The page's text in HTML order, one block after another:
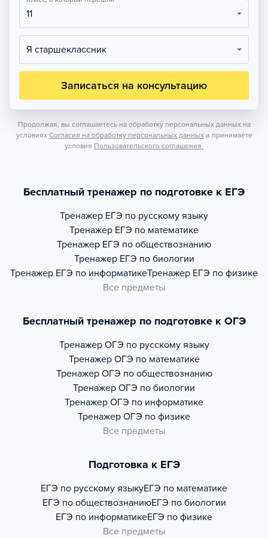
11
Я старшеклассник
Записаться на консультацию
Продолжая, вы соглашаетесь на обработку персональных данных на
условиях Согласия на обработку персональных данных и принимаете
условия Пользовательского соглашения.
Бесплатный тренажер по подготовке к ЕГЭ
Тренажер ЕГЭ по русскому языку
Тренажер ЕГЭ по математике
Тренажер ЕГЭ по обществознанию
Тренажер ЕГЭ по биологии
Тренажер ЕГЭ по информатикеТренажер ЕГЭ по физике
Все предметы
Бесплатный тренажер по подготовке к ОГЭ
Тренажер ОГЭ по русскому языку
Тренажер ОГЭ по математике
Тренажер ОГЭ по обществознанию
Тренажер ОГЭ по биологии
Тренажер ОГЭ по информатике
Тренажер ОГЭ по физике
Все предметы
Подготовка к ЕГЭ
ЕГЭ по русскому языкуЕГЭ по математике
ЕГЭ по обществознаниюЕГЭ по биологии
ЕГЭ по информатикеЕГЭ по физике
Все предметы